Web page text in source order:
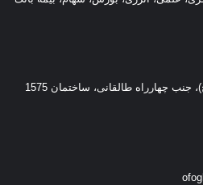
آدرس : تهران ، خیابان ولیعصر(عج)، جنب چهارراه طالقانی، ساختمان 1575